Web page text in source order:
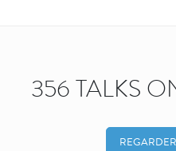
356 TALKS